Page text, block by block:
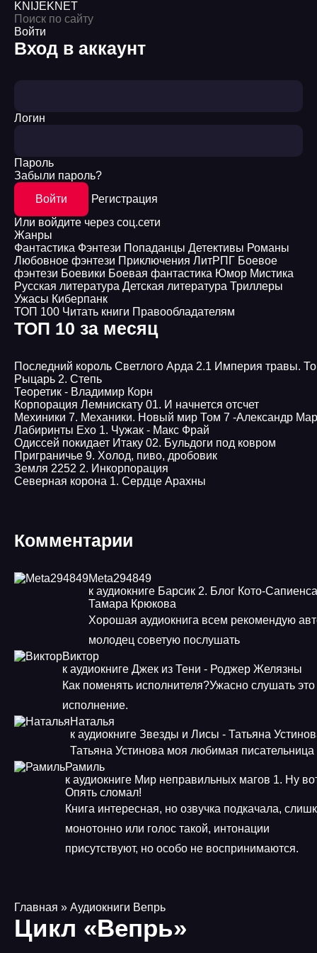
KNIJEKNET
Войти
Вход в аккаунт
Логин
Пароль
Забыли пароль?
Войти
Регистрация
Или войдите через соц.сети
Жанры
Фантастика Фэнтези Попаданцы Детективы Романы
Любовное фэнтези Приключения ЛитРПГ Боевое
фэнтези Боевики Боевая фантастика Юмор Мистика
Русская литература Детская литература Триллеры
Ужасы Киберпанк
ТОП 100 Читать книги Правообладателям
ТОП 10 за месяц
Последний король Светлого Арда 2.1 Империя травы.
Рыцарь 2. Степь
Теоретик - Владимир Корн
Корпорация Лемнискату 01. И начнется отсчет
Мехиники 7. Механики. Новый мир Том 7 -Александр
Лабиринты Ехо 1. Чужак - Макс Фрай
Одиссей покидает Итаку 02. Бульдоги под ковром
Приграничье 9. Холод, пиво, дробовик
Земля 2252 2. Инкорпорация
Северная корона 1. Сердце Арахны
Комментарии
Meta294849
к аудиокниге Барсик 2. Блог Кото-
Тамара Крюкова
Хорошая аудиокнига всем рекомендую
молодец советую послушать
Виктор
к аудиокниге Джек из Тени - Роджер Желязны
Как поменять исполнителя?Ужасно слушать это
исполнение.
Наталья
к аудиокниге Звезды и Лисы - Татьяна
Татьяна Устинова моя любимая писательница
Рамиль
к аудиокниге Мир неправильных магов 1. Ну
Опять сломал!
Книга интересная, но озвучка подкачала,
монотонно или голос такой, интонации
присутствуют, но особо не воспринимаются.
Главная » Аудиокниги Вепрь
Цикл «Вепрь»